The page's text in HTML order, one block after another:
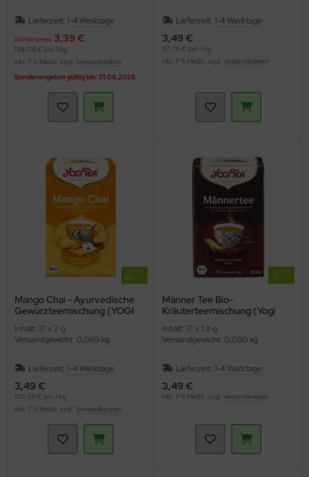
Lieferzeit: 1-4 Werktage
Sonderpreis 3,39 €
154,09 € pro 1 kg
inkl. 7 % MwSt. zzgl. Versandkosten
Sonderangebot gültig bis: 21.08.2026
Lieferzeit: 1-4 Werktage
3,49 €
97,76 € pro 1 kg
inkl. 7 % MwSt. zzgl. Versandkosten
Mango Chai - Ayurvedische
Gewürzteemischung (YOGI
Inhalt: 17 x 2 g
Versandgewicht: 0,069 kg
Lieferzeit: 1-4 Werktage
3,49 €
102,65 € pro 1 kg
inkl. 7 % MwSt. zzgl. Versandkosten
Männer Tee Bio-
Kräuterteemischung (Yogi
Inhalt: 17 x 1,8 g
Versandgewicht: 0,080 kg
Lieferzeit: 1-4 Werktage
3,49 €
inkl. 7 % MwSt. zzgl. Versandkosten